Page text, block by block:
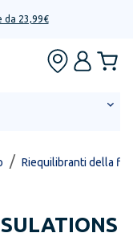
da 23,99€
/ Riequilibranti della